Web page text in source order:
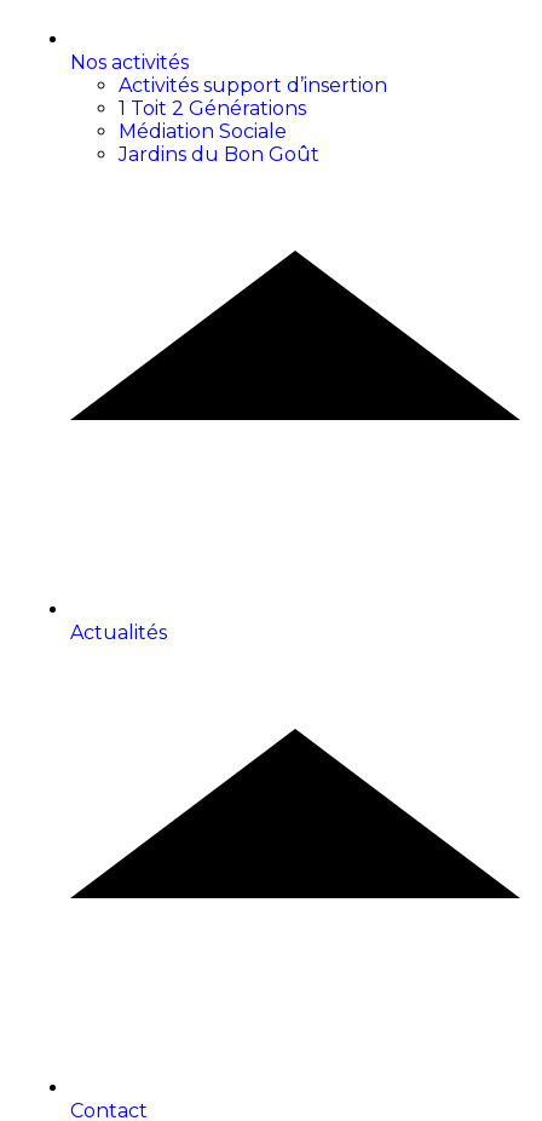
Nos activités
Activités support d’insertion
1 Toit 2 Générations
Médiation Sociale
Jardins du Bon Goût
Actualités
Contact